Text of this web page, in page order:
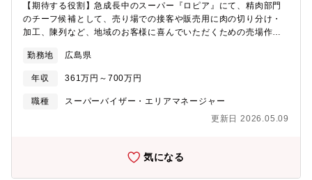
に応じて選考)】・総合職：全国転勤の可能性あり・エリア限定
職：エリア内でのみ転居を伴う異動の可能性あり(例：関東エリア
内で神奈川→千葉など)・ホーム限定職：転居を伴う異動なし(原
則、ご自宅から1時間半圏内の店舗配属)
【期待する役割】急成長中のスーパー『ロピア』にて、精肉部門
のチーフ候補として、売り場での接客や販売用に肉の切り分け・
加工、陳列など、地域のお客様に喜んでいただくための売場作り
して、地域のお客様の満足度向上のために、最大限の権利と責任
を持ち、売上・利益アップをミッションとしてご活躍いただきま
す。★自分の裁量で商品を買付け、仕入れ、価格を決め、売場作
り、商談、販促活動等も担当していただきます。★最小経営責任
とができ、プライベートブランド商品の企画開発も手がけること
番近い距離で、商品を開発し、喜ばれる様子を間近に見られる仕
事ができます。＜精肉事業部の特徴＞・お肉屋さんからスタート
したロピアの本流です。ロピアのマークはお肉をモチーフにして
勤務地 広島県
年収 361万円～700万円
職種
スーパーバイザー・エリアマネージャー
更新日 2026.05.09
気になる